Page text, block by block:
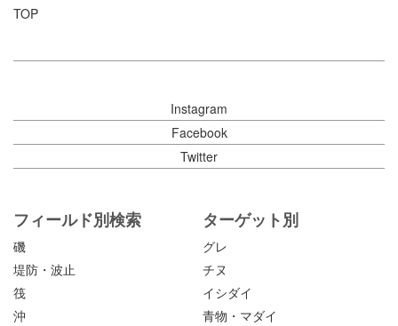
TOP
Instagram
Facebook
Twitter
フィールド別検索
磯
堤防・波止
筏
沖
ターゲット別
グレ
チヌ
イシダイ
青物・マダイ